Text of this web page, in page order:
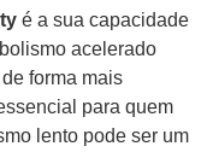
é a sua capacidade
acelerado
forma mais
para quem
lento pode ser um